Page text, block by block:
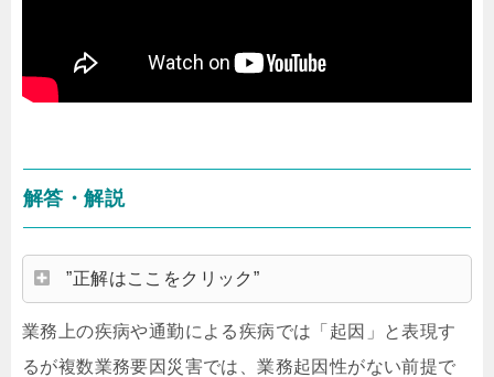
解答・解説
”正解はここをクリック”
業務上の疾病や通勤による疾病では「起因」と表現す
るが複数業務要因災害では、業務起因性がない前提で